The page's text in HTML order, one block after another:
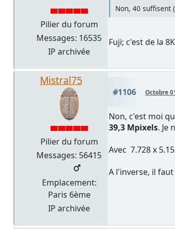
Pilier du forum
Messages: 16535
IP archivée
Non, 40 suffisent
Fuji; c'est de la
Mistral75
Pilier du forum
Messages: 56415
Emplacement:
Paris 6ème
IP archivée
#1106 Octobre
Non, c'est moi
39,3 Mpixels. Je
Avec 7.728 x
A l'inverse, il